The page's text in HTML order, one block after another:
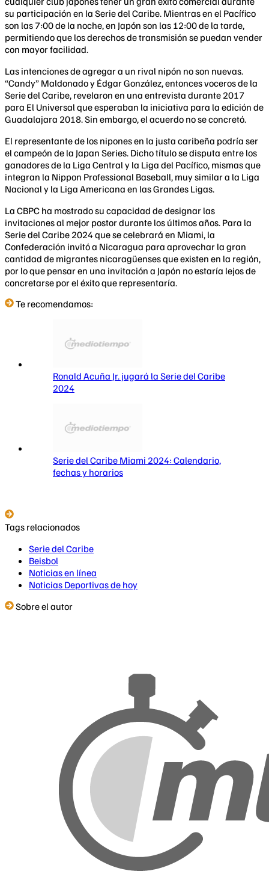
su participación en la Serie del Caribe. Mientras en el Pacífico
son las 7:00 de la noche, en Japón son las 12:00 de la tarde,
permitiendo que los derechos de transmisión se puedan vender
con mayor facilidad.
Las intenciones de agregar a un rival nipón no son nuevas.
“Candy” Maldonado y Édgar González, entonces voceros de la
Serie del Caribe, revelaron en una entrevista durante 2017
para El Universal que esperaban la iniciativa para la edición de
Guadalajara 2018. Sin embargo, el acuerdo no se concretó.
El representante de los nipones en la justa caribeña podría ser
el campeón de la Japan Series. Dicho título se disputa entre los
ganadores de la Liga Central y la Liga del Pacífico, mismas que
integran la Nippon Professional Baseball, muy similar a la Liga
Nacional y la Liga Americana en las Grandes Ligas.
La CBPC ha mostrado su capacidad de designar las
invitaciones al mejor postor durante los últimos años. Para la
Serie del Caribe 2024 que se celebrará en Miami, la
Confederación invitó a Nicaragua para aprovechar la gran
cantidad de migrantes nicaragüenses que existen en la región,
por lo que pensar en una invitación a Japón no estaría lejos de
concretarse por el éxito que representaría.
Te recomendamos:
Ronald Acuña Jr. jugará la Serie del Caribe
2024
Serie del Caribe Miami 2024: Calendario,
fechas y horarios
Tags relacionados
Serie del Caribe
Beisbol
Noticias en línea
Noticias Deportivas de hoy
Sobre el autor